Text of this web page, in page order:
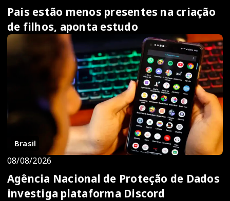
Pais estão menos presentes na criação
de filhos, aponta estudo
Brasil
08/08/2026
Agência Nacional de Proteção de Dados
investiga plataforma Discord